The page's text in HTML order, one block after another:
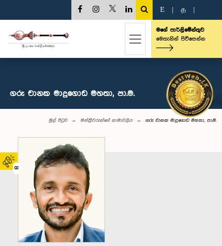
02
E த
මගේ පාර්ලිමේන්තුව
මෙතැනින් පිවිසෙන්න
ගරු චානක මාදුගොඩ මහතා, පා.ම.
මුල් පිටුව මන්ත්‍රීවරුන්‌ගේ නාමාවලිය ගරු චානක මාදුගොඩ මහතා, පා.ම.